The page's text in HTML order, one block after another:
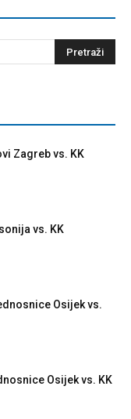
Zagreb vs. KK
vs. KK
Osijek vs.
Osijek vs. KK